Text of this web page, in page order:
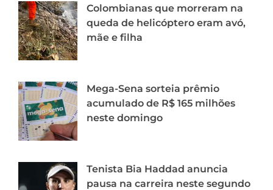
Colombianas que morreram na
queda de helicóptero eram avó,
mãe e filha
Mega-Sena sorteia prêmio
acumulado de R$ 165 milhões
neste domingo
Tenista Bia Haddad anuncia
pausa na carreira neste segundo